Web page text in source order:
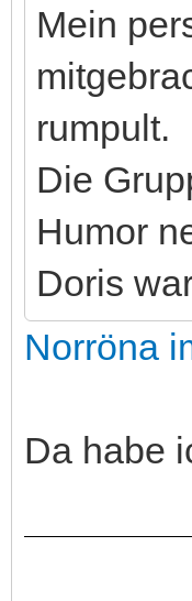
Mein
rumpult.
Die
Humor
Doris
Norröna
Da habe